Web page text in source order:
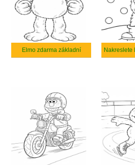
Elmo zdarma základní